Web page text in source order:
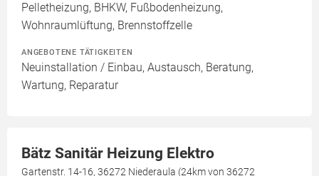
Pelletheizung, BHKW, Fußbodenheizung,
Wohnraumlüftung, Brennstoffzelle
ANGEBOTENE TÄTIGKEITEN
Neuinstallation / Einbau, Austausch, Beratung,
Wartung, Reparatur
Bätz Sanitär Heizung Elektro
Gartenstr. 14-16, 36272 Niederaula (24km von 36272